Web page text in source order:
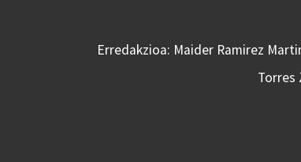
Erredakzioa: Maider Ramirez
Torres